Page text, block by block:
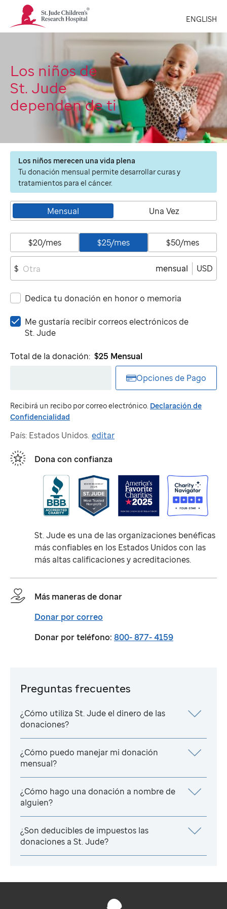
St.
Jude
Children's
Logo
ENGLISH
Los niños de
St. Jude
dependen de ti
Los niños merecen una vida plena
Tu donación mensual permite desarrollar curas y
tratamientos para el cáncer.
Mensual Una Vez
$20/mes $25/mes $50/mes
$ mensual USD
Dedica tu donación en honor o memoria
Me
gustaría
correos
Me gustaría recibir correos electrónicos de
St. Jude
Total de la donación: $25 Mensual
Opciones de Pago
Recibirá un recibo por correo electrónico. Declaración de
Confidencialidad
País: Estados Unidos. editar
Dona con confianza
St. Judees una de las organizaciones benéficas
más confiables en los Estados Unidos con las
más altas calificaciones y acreditaciones.
Más maneras de donar
Donar por correo
Donar por teléfono: 800- 877- 4159
Preguntas frecuentes
¿Cómo utiliza St. Judeel dinero de las
donaciones?
¿Cómo puedo manejar mi donación
mensual?
¿Cómo hago una donación a nombre de
alguien?
¿Son deducibles de impuestos las
donaciones a St. Jude?